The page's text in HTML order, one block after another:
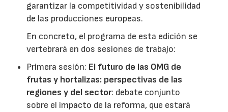
garantizar la competitividad y sostenibilidad
de las producciones europeas.
En concreto, el programa de esta edición se
vertebrará en dos sesiones de trabajo:
Primera sesión: El futuro de las OMG de
frutas y hortalizas: perspectivas de las
regiones y del sector: debate conjunto
sobre el impacto de la reforma, que estará